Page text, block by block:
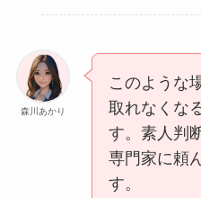
森川あかり
このような
取れなくな
す。素人判
専門家に頼
す。